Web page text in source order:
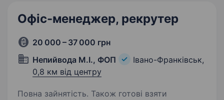
Офіс-менеджер, рекрутер
20 000 – 37 000 грн
Непийвода М.І., ФОП
Івано-Франківськ,
0,8 км від центру
Повна зайнятість. Також готові взяти